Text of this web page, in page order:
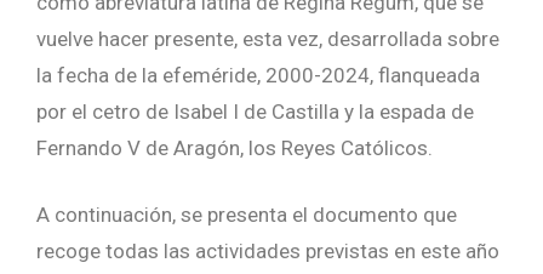
vuelve hacer presente, esta vez, desarrollada sobre
la fecha de la efeméride, 2000-2024, flanqueada
por el cetro de Isabel I de Castilla y la espada de
Fernando V de Aragón, los Reyes Católicos.
A continuación, se presenta el documento que
recoge todas las actividades previstas en este año